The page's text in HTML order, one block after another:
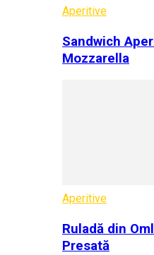
Aperitive
Sandwich
Mozzarella
Aperitive
Ruladă din
Presată